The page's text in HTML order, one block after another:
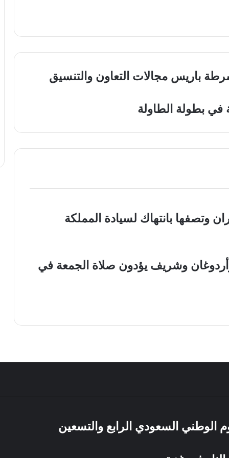
باريس مجالات التعاون والتنسيق
وتصفها بانتهاك لسيادة المملكة
وشريف يؤدون صلاة الجمعة في
الوطني السعودي الرابع والتسعين